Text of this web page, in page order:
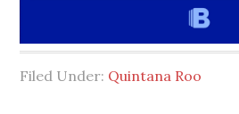
Filed Under: Quintana Roo